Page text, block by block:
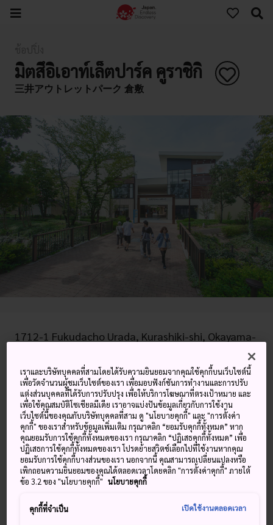
มิตสึอิเอาท์เล็ตปาร์ค คูราชิกิ
三井アウトレットパーク 倉敷
1712-1 Fukudacho Urada, Kurashiki-shi, Okayama-
ดูบน Google Maps
ดูข้อมูลการต่อเครื่องบิน
คำสำคัญ แผนที่
เดินช้อปปิ้งอย่างจริงจังในเมืองคุระ
ชิกิ
เราและบริษัทบุคคลที่สามโดยได้รับความยินยอมจากคุณใช้คุกกี้บนเว็บไซต์นี้
เพื่อวัดจำนวนผู้ชมเว็บไซต์ของเรา เพื่อมอบฟังก์ชันการทำงานและการปรับ
แต่งส่วนบุคคลที่ได้รับการปรับปรุง เพื่อให้บริการโฆษณาที่ตรงเป้าหมาย และ
เพื่อใช้คุณสมบัติโซเชียลมีเดีย เราอาจแบ่งปันข้อมูลเกี่ยวกับการใช้งาน
เว็บไซต์นี้ของคุณกับบริษัทบุคคลที่สาม ดู "นโยบายคุกกี้" และ "การตั้งค่า
คุกกี้" ของเราสำหรับข้อมูลเพิ่มเติม กรุณาคลิก “ยอมรับคุกกี้ทั้งหมด” หาก
คุณยอมรับการใช้คุกกี้ทั้งหมดของเรา กรุณาคลิก “ปฏิเสธคุกกี้ทั้งหมด” เพื่อ
ปฏิเสธการใช้คุกกี้ทั้งหมดของเรา โปรดย้ายสวิตช์เลือกไปที่ใช้งานหากคุณ
ยอมรับการใช้คุกกี้บางส่วนของเรา นอกจากนี้ คุณสามารถเปลี่ยนแปลงหรือ
เพิกถอนความยินยอมของคุณได้ตลอดเวลาโดยคลิก "การตั้งค่าคุกกี้" ภายใต้
ข้อ 3.2 ของ "นโยบายคุกกี้" นโยบายคุกกี้
คุกกี้ที่จำเป็น เปิดใช้งานตลอดเวลา